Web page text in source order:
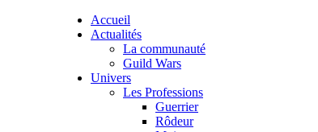
Accueil
Actualités
La communauté
Guild Wars
Univers
Les Professions
Guerrier
Rôdeur